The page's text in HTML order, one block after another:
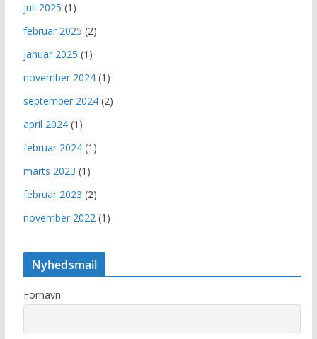
juli 2025 (1)
februar 2025 (2)
januar 2025 (1)
november 2024(1)
september 2024(2)
april 2024(1)
februar 2024(1)
marts 2023 (1)
februar 2023 (2)
november 2022(1)
Nyhedsmail
Fornavn